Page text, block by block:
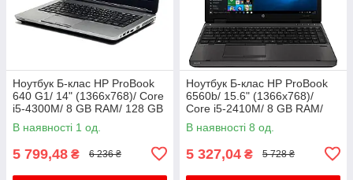
Ноутбук Б-клас HP ProBook
640 G1/ 14" (1366x768)/ Core
i5-4300M/ 8 GB RAM/ 128 GB
SSD/ HD Graphic 4600
В наявності 1 од.
5 799,48 ₴ 6 236 ₴
Ноутбук Б-клас HP ProBook
6560b/ 15.6" (1366x768)/
Core i5-2410M/ 8 GB RAM/
320 GB HDD/ HD 3000
В наявності 8 од.
5 327,04 ₴ 5 728 ₴